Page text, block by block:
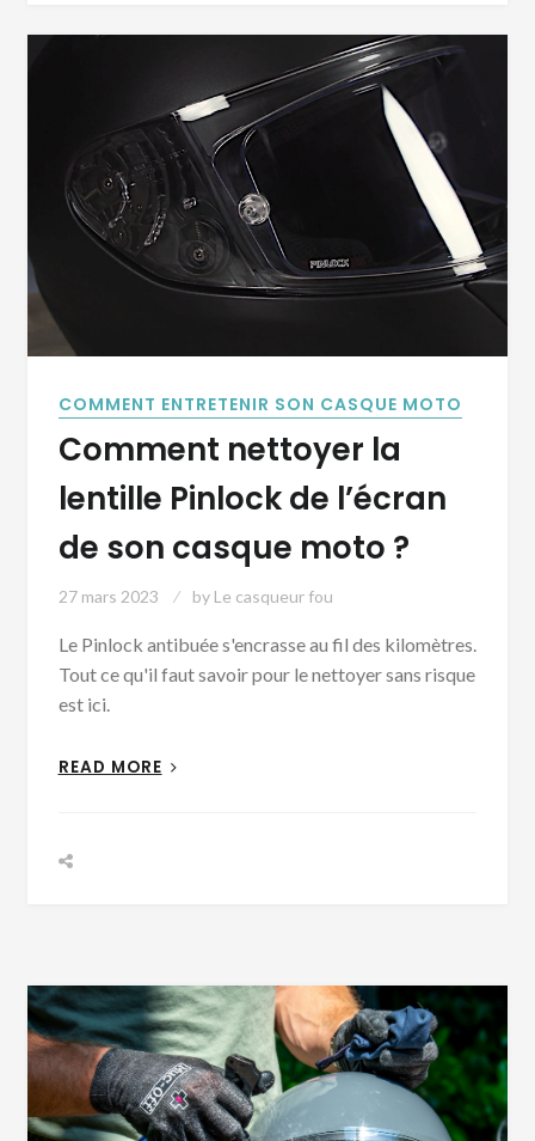
COMMENT ENTRETENIR SON CASQUE MOTO
Comment nettoyer la
lentille Pinlock de l’écran
de son casque moto ?
27 mars 2023 by Le casqueur fou
Le Pinlock antibuée s'encrasse au fil des kilomètres.
Tout ce qu'il faut savoir pour le nettoyer sans risque
est ici.
READ MORE